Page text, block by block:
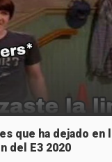
que ha dejado en
del E3 2020